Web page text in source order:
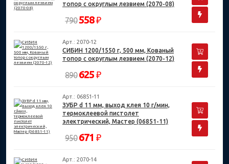
топор с округлым лезвием (2070-08)
790558₽
Арт.: 2070-12
СИБИН 1200/1550 г, 500 мм, Кованый
топор с округлым лезвием (2070-12)
890 625 ₽
Арт.: 06851-11
ЗУБР d 11 мм, выход клея 10 г/мин,
термоклеевой пистолет
электрический, Мастер (06851-11)
950 671 ₽
Арт.: 2070-14